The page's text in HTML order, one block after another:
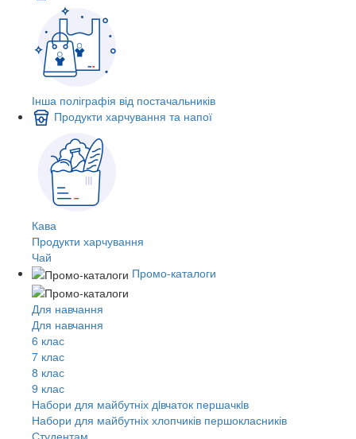
Інша поліграфія від постачальників
Продукти харчування та напої
Кава
Продукти харчування
Чай
Промо-каталоги
Для навчання
Для навчання
6 клас
7 клас
8 клас
9 клас
Набори для майбутніх дiвчаток першачкiв
Набори для майбутніх хлопчиків першокласників
Студентам